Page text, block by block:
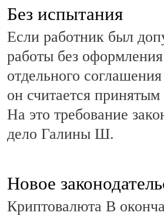
Без испытания
Если работник был
работы без
отдельного
он считается
На это требование
дело Галины Ш.
Новое
Криптовалюта В